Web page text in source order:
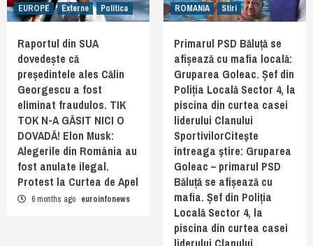
EUROPE Externe Politica
Raportul din SUA
dovedește că
președintele ales Călin
Georgescu a fost
eliminat fraudulos. TIK
TOK N-A GĂSIT NICI O
DOVADĂ! Elon Musk:
Alegerile din România au
fost anulate ilegal.
Protest la Curtea de Apel
6 months ago euroinfonews
ROMANIA Stiri
Primarul PSD Băluță se
afișează cu mafia locală:
Gruparea Goleac. Șef din
Poliția Locală Sector 4, la
piscina din curtea casei
liderului Clanului
SportivilorCiteşte
întreaga ştire: Gruparea
Goleac – primarul PSD
Băluță se afișează cu
mafia. Șef din Poliția
Locală Sector 4, la
piscina din curtea casei